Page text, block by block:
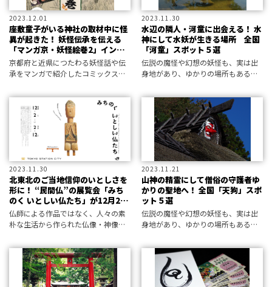
2023.12.01
座敷童子がいる神社の取材中に怪
異が起きた！ 妖怪伝承を伝える
「マンガ京・妖怪絵巻2」インタ
ビュー
京都府と近県につたわる妖怪話や伝
承をマンガで紹介したコミックスが
いた。
2023.11.30
水辺の隣人・河童に出会える！ 水
神にして水妖が生きる場所 全国
「河童」スポット５選
伝説の魔怪や幻想の妖怪も、実は出
身地があり、ゆかりの場所もある。
選紹介！
2023.11.30
北東北のご当地信仰のいとしさを
形に！ “民間仏”の展覧会「みち
のく いとしい仏たち」が12月2日
から開催
仏師による作品ではなく、人々の素
朴な生活から作られた仏像・神像が
る！
2023.11.21
山神の精霊にして僧俗の守護者ゆ
かりの聖地へ！ 全国「天狗」スポ
ット５選
伝説の魔怪や幻想の妖怪も、実は出
身地があり、ゆかりの場所もある。
選紹介！